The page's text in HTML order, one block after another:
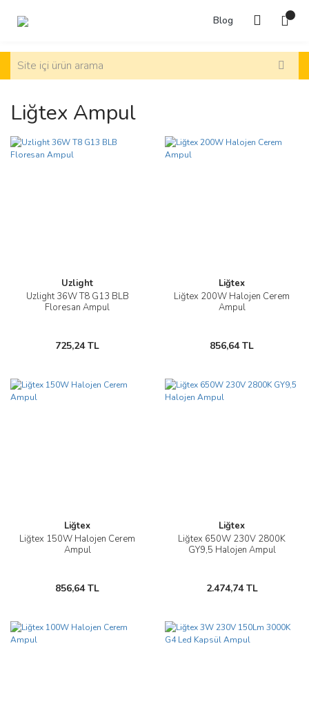
Blog
Liğtex Ampul
Uzlight
Uzlight 36W T8 G13 BLB
Floresan Ampul
725,24 TL
Liğtex
Liğtex 200W Halojen Cerem
Ampul
856,64 TL
Liğtex
Liğtex 150W Halojen Cerem
Ampul
856,64 TL
Liğtex
Liğtex 650W 230V 2800K
GY9,5 Halojen Ampul
2.474,74 TL